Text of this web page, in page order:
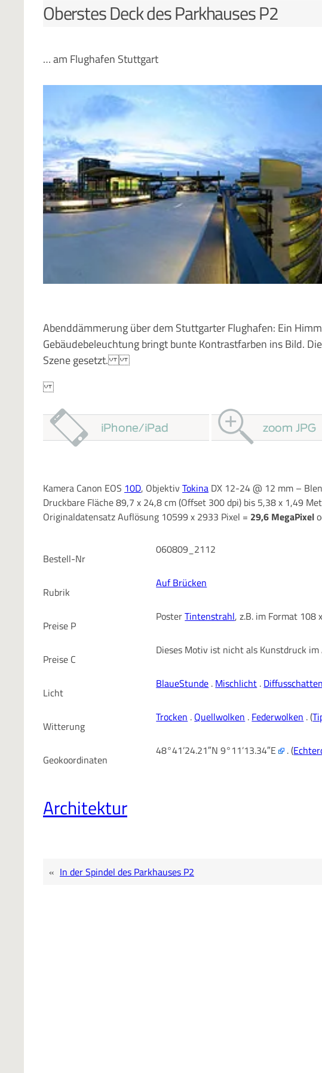
Oberstes Deck des Parkhauses P2
… am Flughafen Stuttgart
Abenddämmerung über dem Stuttgarter Flughafen: Ein
Gebäudebeleuchtung bringt bunte Kontrastfarben ins Bild.
Szene gesetzt.
Kamera Canon EOS 10D, ObjektivTokina DX 12-24 @ 12 mm –
Druckbare Fläche 89,7 x 24,8 cm (Offset 300 dpi) bis 5,38 x 1,49
Originaldatensatz Auflösung 10599 x 2933 Pixel = 29,6 MegaPixel
Bestell-Nr
060809_2112
Rubrik
Auf Brücken
Preise P
PosterTintenstrahl, z.B. im Format 108
Preise C
Dieses Motiv ist nicht als Kunstdruck im
Licht
BlaueStunde . Mischlicht . Diffusschatten
Witterung
Trocken . Quellwolken . Federwolken . (
Geokoordinaten
48°41’24.21″N 9°11’13.34″E . (
Architektur
« In der Spindel des Parkhauses P2